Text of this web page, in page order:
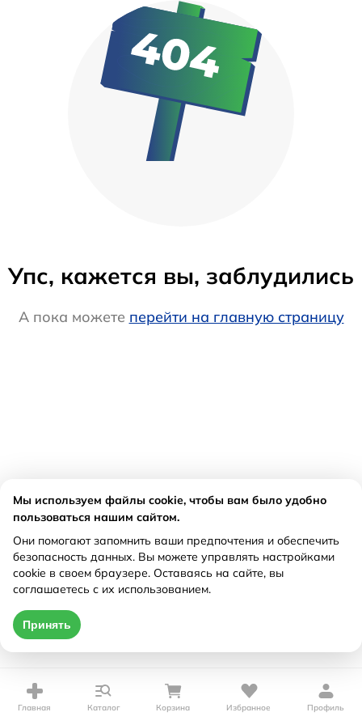
Упс, кажется вы, заблудились
А пока можете перейти на главную страницу
Главная Каталог Корзина Избранное Профиль
Мы используем файлы cookie, чтобы вам было удобно
пользоваться нашим сайтом.
Они помогают запомнить ваши предпочтения и обеспечить
безопасность данных. Вы можете управлять настройками
cookie в своем браузере. Оставаясь на сайте, вы
соглашаетесь с их использованием.
Принять